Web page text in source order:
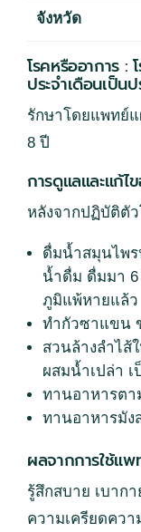
จังหวัด
โรคหรืออาการ
ประจำเดือนเป็นป
รักษาโดยแพทย์
8 ปี
การดูแลและแก้ไ
หลังจากปฏิบัติตั
ดื่มน้ำสมุนไพร
น้ำดื่ม ดื่มมา 6
ภูมิแพ้หายแล้ว
ทำกัวซาแขน
สวนล้างลำไส้
ผสมน้ำเปล่า
ทานอาหารตา
ทานอาหารมัง
ผลจากการใช้แ
รู้สึกสบาย เบาก
ความเครียดควา